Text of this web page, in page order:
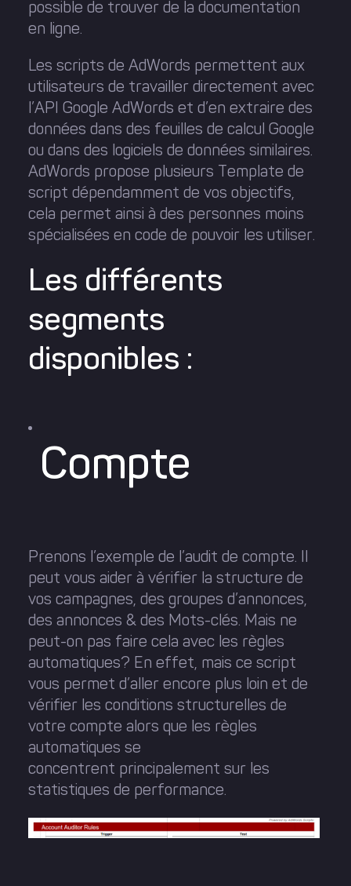
possible de trouver de la documentation
en ligne.
Les scripts de AdWords permettent aux
utilisateurs de travailler directement avec
l’API Google AdWords et d’en extraire des
données dans des feuilles de calcul Google
ou dans des logiciels de données similaires.
AdWords propose plusieurs Template de
script dépendamment de vos objectifs,
cela permet ainsi à des personnes moins
spécialisées en code de pouvoir les utiliser.
Les différents
segments
disponibles :
Compte
Prenons l’exemple de l’audit de compte. Il
peut vous aider à vérifier la structure de
vos campagnes, des groupes d’annonces,
des annonces & des Mots-clés. Mais ne
peut-on pas faire cela avec les règles
automatiques? En effet, mais ce script
vous permet d’aller encore plus loin et de
vérifier les conditions structurelles de
votre compte alors que les règles
automatiques se
concentrent principalement sur les
statistiques de performance.